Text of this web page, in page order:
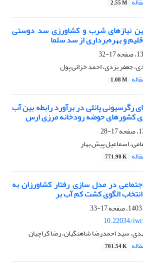
2.55 M
نیازهای شرب و کشاورزی سد دوستی
و بهره‌برداری از سد سلما
17-32
جعفر یزدی، احمد خزائی پول
1.08 M
رگرسیونی پانلی در برآورد رابطه بین آب
کشورهای حوضه رودخانه مرزی ارس
17-28
اسماعیل پیش بهار
771.98 K
در مدل‏ سازی رفتار کشاورزان به
الگوی کشت کم آب بر
17-33
10.22034/
سید احمدرضا شاهنگیان، رضا کراچیان
701.54 K